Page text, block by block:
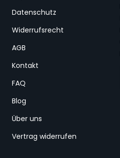
Datenschutz
Widerrufsrecht
AGB
Kontakt
FAQ
Blog
Über uns
Vertrag widerrufen